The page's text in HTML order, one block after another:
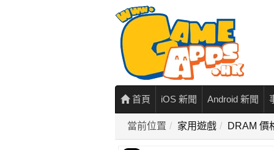
首頁 iOS 新聞 Android 新聞
當前位置 家用遊戲 DRAM 價